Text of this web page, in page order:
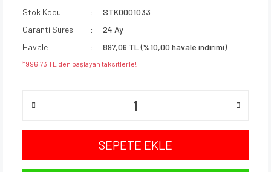
Stok Kodu
STK0001033
Garanti Süresi
24 Ay
Havale
897,06 TL (%10,00 havale indirimi)
*996,73 TL den başlayan taksitlerle!
SEPETE EKLE